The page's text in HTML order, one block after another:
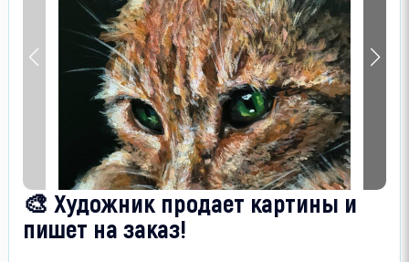
🎨 Художник продает картины и
пишет на заказ!